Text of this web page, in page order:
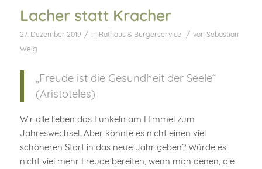
Lacher statt Kracher
27. Dezember 2019 / in Rathaus & Bürgerservice / von Sebastian
Weig
„Freude ist die Gesundheit der Seele“
(Aristoteles)
Wir alle lieben das Funkeln am Himmel zum
Jahreswechsel. Aber könnte es nicht einen viel
schöneren Start in das neue Jahr geben? Würde es
nicht viel mehr Freude bereiten, wenn man denen, die